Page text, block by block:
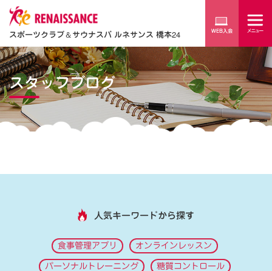
スポーツクラブ＆サウナスパ ルネサンス 橋本24
スタッフブログ
人気キーワードから探す
食事管理アプリ オンラインレッスン
パーソナルトレーニング 糖質コントロール